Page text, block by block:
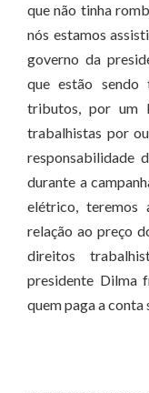
que não tinha
nós estamos
governo da
que estão sendo
tributos, por um
trabalhistas por
responsabilidade
durante a
elétrico, teremos
relação ao preço
direitos
presidente Dilma
quem paga a